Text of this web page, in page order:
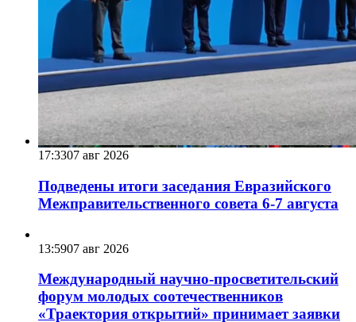
17:3307 авг 2026
Подведены итоги заседания Евразийского
Межправительственного совета 6-7 августа
13:5907 авг 2026
Международный научно-просветительский
форум молодых соотечественников
«Траектория открытий» принимает заявки